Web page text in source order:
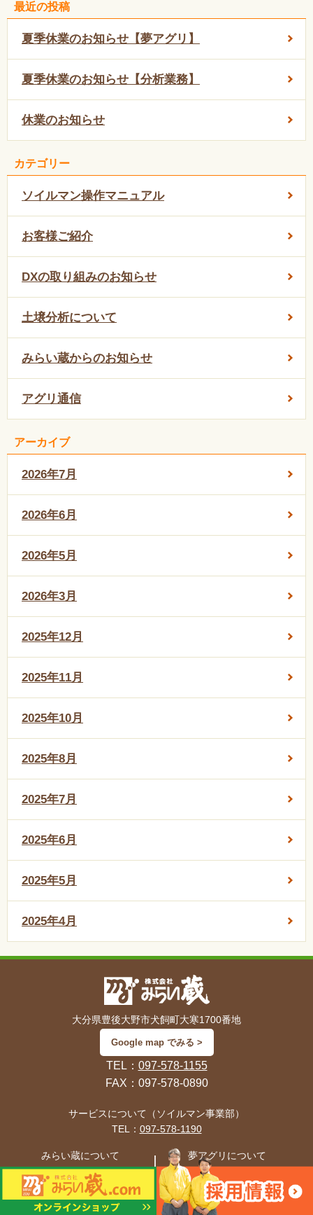
最近の投稿
夏季休業のお知らせ【夢アグリ】
夏季休業のお知らせ【分析業務】
休業のお知らせ
カテゴリー
ソイルマン操作マニュアル
お客様ご紹介
DXの取り組みのお知らせ
土壌分析について
みらい蔵からのお知らせ
アグリ通信
アーカイブ
2026年7月
2026年6月
2026年5月
2026年3月
2025年12月
2025年11月
2025年10月
2025年8月
2025年7月
2025年6月
2025年5月
2025年4月
大分県豊後大野市犬飼町大寒1700番地
Google map でみる >
TEL： 097-578-1155
FAX：097-578-0890
サービスについて（ソイルマン事業部）
TEL： 097-578-1190
みらい蔵について
TEL：097-578-1155
夢アグリについて
TEL：097-578-1131
© 2015 MIRAIZOU.